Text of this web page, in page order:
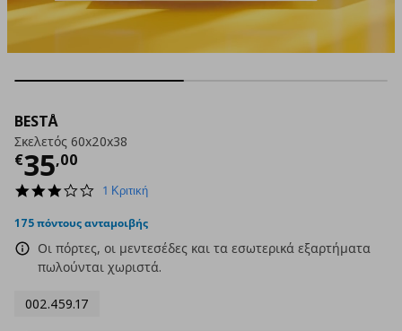
BESTÅ
Σκελετός 60x20x38
€35,00
Τρέχουσα τιμή
3.0
rating
1 Κριτική
175 πόντους ανταμοιβής
Οι πόρτες, οι μεντεσέδες και τα εσωτερικά εξαρτήματα
πωλούνται χωριστά.
002.459.17